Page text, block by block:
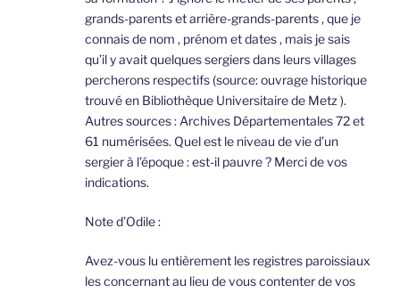
grands-parents et arrière-grands-parents , que je
connais de nom , prénom et dates , mais je sais
qu’il y avait quelques sergiers dans leurs villages
percherons respectifs (source: ouvrage historique
trouvé en Bibliothèque Universitaire de Metz ).
Autres sources : Archives Départementales 72 et
61 numérisées. Quel est le niveau de vie d’un
sergier à l’époque : est-il pauvre ? Merci de vos
indications.
Note d’Odile :
Avez-vous lu entièrement les registres paroissiaux
les concernant au lieu de vous contenter de vos